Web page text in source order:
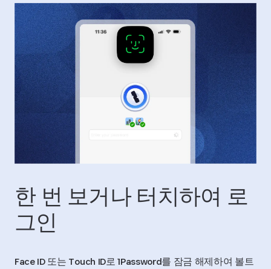
한 번 보거나 터치하여 로
그인
Face ID 또는 Touch ID로 1Password를 잠금 해제하여 볼트